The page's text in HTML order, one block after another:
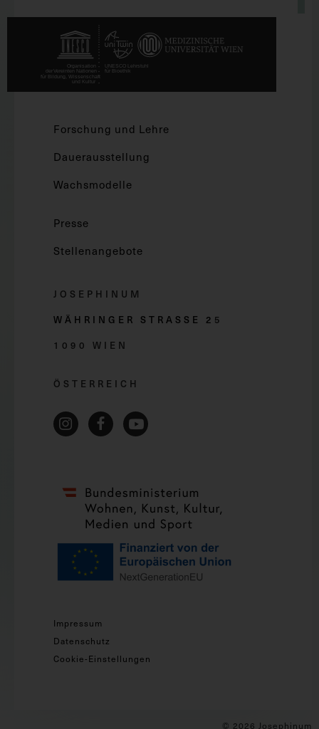
Forschung und Lehre
Dauerausstellung
Wachsmodelle
Presse
Stellenangebote
JOSEPHINUM
WÄHRINGER STRASSE 2 5
1090 WIEN
ÖSTERREICH
Impressum
Datenschutz
Cookie-Einstellungen
© 2026 Josephinum